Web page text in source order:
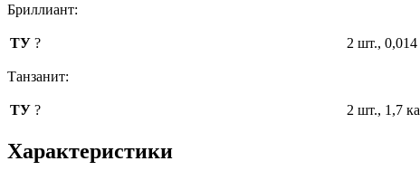
Бриллиант:
ТУ ? 2 шт., 0,014
Танзанит:
ТУ ? 2 шт., 1,7
Характеристики